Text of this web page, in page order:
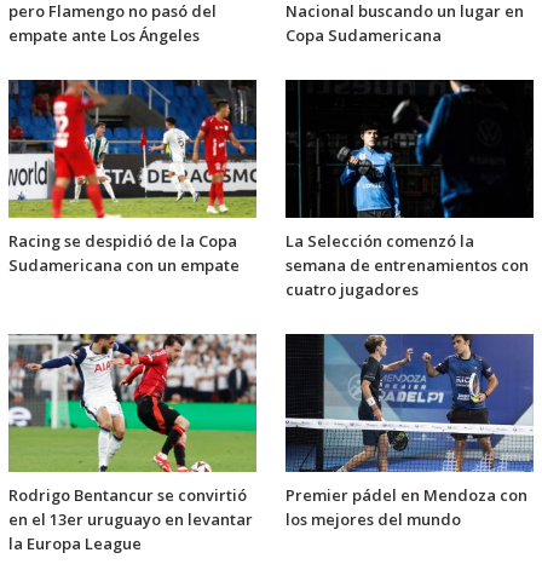
pero Flamengo no pasó del
empate ante Los Ángeles
Nacional buscando un lugar en
Copa Sudamericana
Racing se despidió de la Copa
Sudamericana con un empate
La Selección comenzó la
semana de entrenamientos con
cuatro jugadores
Rodrigo Bentancur se convirtió
en el 13er uruguayo en levantar
la Europa League
Premier pádel en Mendoza con
los mejores del mundo